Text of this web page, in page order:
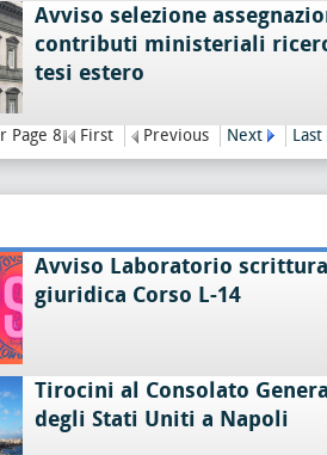
Avviso selezione
contributi ministeriali
tesi estero
Page 8 First Previous Next Last
Avviso Laboratorio scrittura
giuridica Corso L-14
Tirocini al Consolato
degli Stati Uniti a Napoli